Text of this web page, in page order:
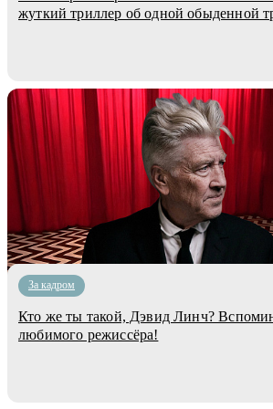
жуткий триллер об одной обыденной
За кадром
Кто же ты такой, Дэвид Линч?
любимого режиссёра!